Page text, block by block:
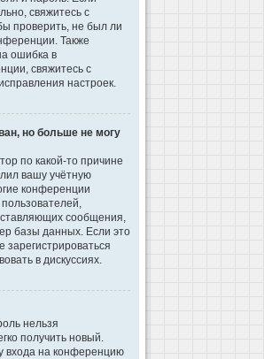
свяжитесь с
проверить, не был ли
Также
ошибка в
свяжитесь с
настроек.
но больше не могу
по какой-то причине
вашу учётную
конференции
сообщения,
базы данных. Если это
в дискуссиях.
нельзя
получить новый.
входа на конференцию